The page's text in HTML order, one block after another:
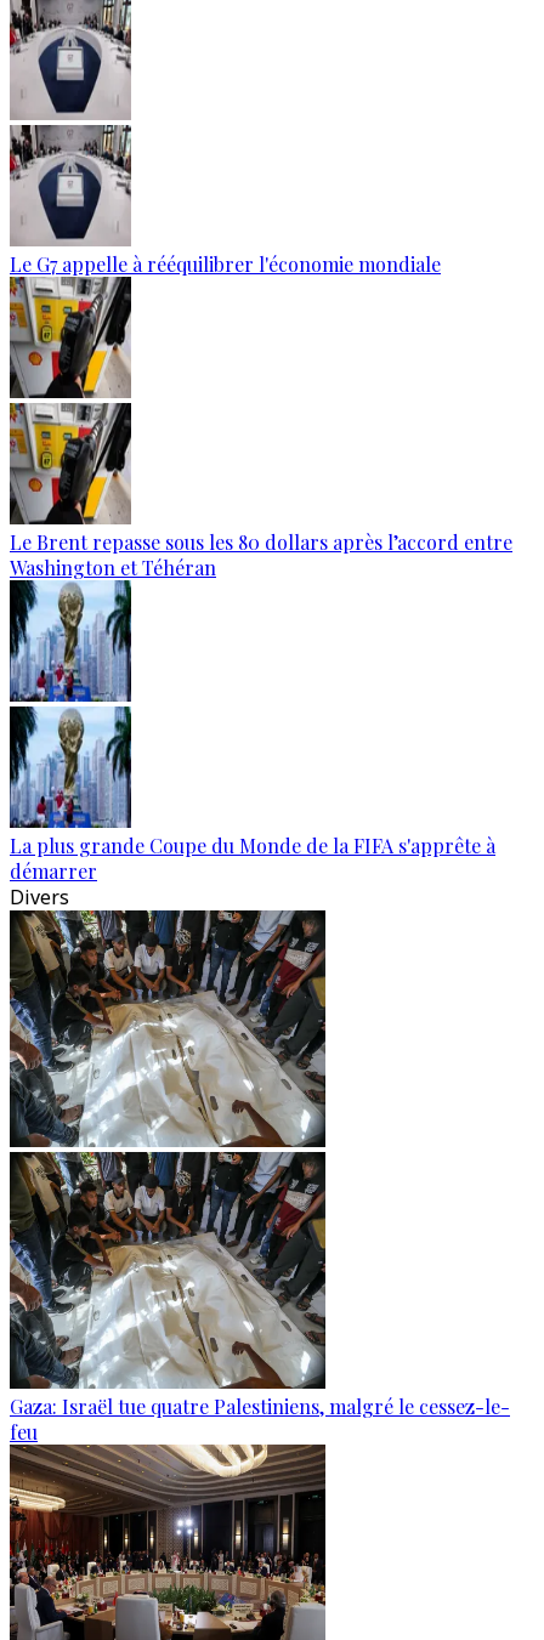
Le G7 appelle à rééquilibrer l'économie mondiale
Le Brent repasse sous les 80 dollars après l’accord entre
Washington et Téhéran
La plus grande Coupe du Monde de la FIFA s'apprête à
démarrer
Divers
Gaza: Israël tue quatre Palestiniens, malgré le cessez-le-
feu